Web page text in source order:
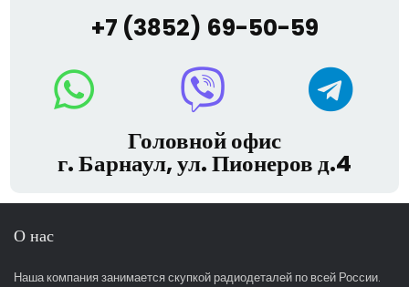
+7 (3852) 69-50-59
Головной офис
г. Барнаул, ул. Пионеров д.4
О нас
Наша компания занимается скупкой радиодеталей по всей России.